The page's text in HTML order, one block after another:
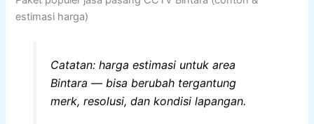
estimasi harga)
Catatan: harga estimasi untuk area
Bintara — bisa berubah tergantung
merk, resolusi, dan kondisi lapangan.